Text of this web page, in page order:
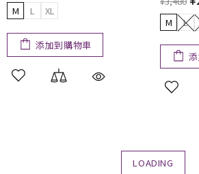
M L XL
添加到購物車
M L
LOADING